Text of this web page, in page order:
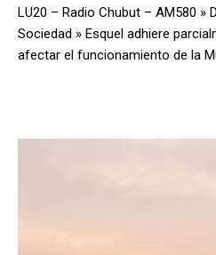
LU20 – Radio Chubut – AM580 »
Sociedad » Esquel adhiere
afectar el funcionamiento de la